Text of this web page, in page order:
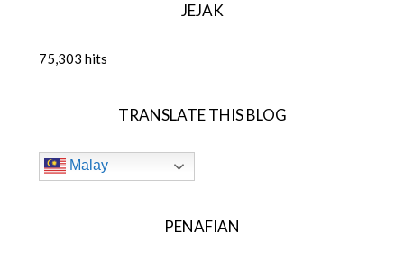
JEJAK
75,303 hits
TRANSLATE THIS BLOG
Malay
PENAFIAN